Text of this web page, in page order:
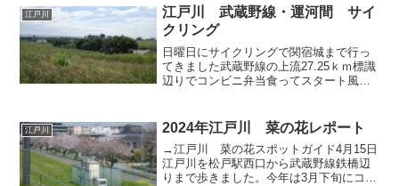
海から２２．５キロ標識辺りの古ヶ崎中
学からの河原への流入口い...
江戸川
江戸川 武蔵野線・運河間 サイ
クリング
日曜日にサイクリングで関宿城まで行っ
てきました武蔵野線の上流27.25ｋｍ標識
辺りでコンビニ弁当食ってスタート風が
江戸川 2024年江戸川 菜の花レポート
→江戸川 菜の花スポットガイド4月15日
江戸川を松戸駅西口から武蔵野線鉄橋辺
りまで歩きました。今年は3月下旬にコロ